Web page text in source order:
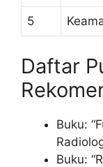
5
Daftar
Buku:
Buku: